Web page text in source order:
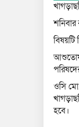
বিষয়টি
আশুতোষ
ওসি
হবে।